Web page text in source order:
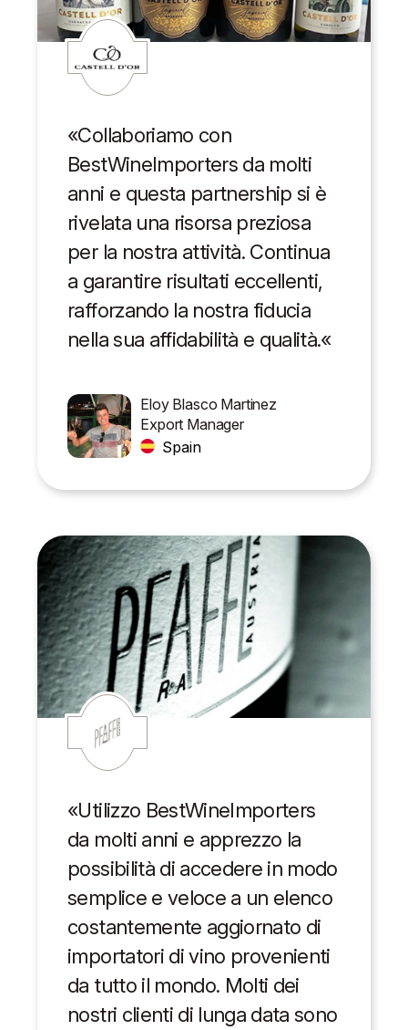
«Collaboriamo con
BestWineImporters da molti
anni e questa partnership si è
rivelata una risorsa preziosa
per la nostra attività. Continua
a garantire risultati eccellenti,
rafforzando la nostra fiducia
nella sua affidabilità e qualità.«
Eloy Blasco Martinez
Export Manager
Spain
«Utilizzo BestWineImporters
da molti anni e apprezzo la
possibilità di accedere in modo
semplice e veloce a un elenco
costantemente aggiornato di
importatori di vino provenienti
da tutto il mondo. Molti dei
nostri clienti di lunga data sono